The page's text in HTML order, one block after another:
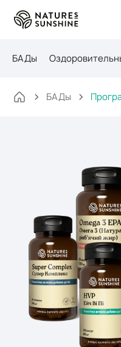
БАДы
БАДы